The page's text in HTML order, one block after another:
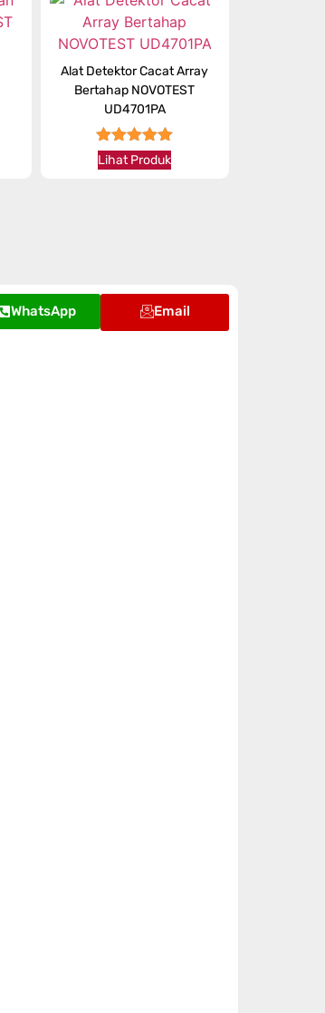
Alat Detektor Cacat Array
Bertahap NOVOTEST
UD4701PA
★★★★★
Lihat Produk
WhatsApp Email